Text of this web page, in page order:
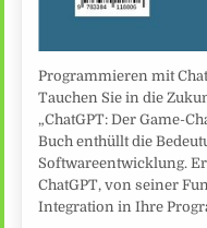
Programmieren mit
Tauchen Sie in die
„ChatGPT: Der Game-
Buch enthüllt die
Softwareentwicklung.
ChatGPT, von seiner
Integration in Ihre